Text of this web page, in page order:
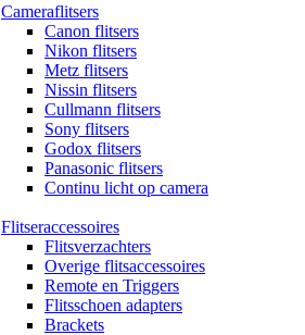
Cameraflitsers
Canon flitsers
Nikon flitsers
Metz flitsers
Nissin flitsers
Cullmann flitsers
Sony flitsers
Godox flitsers
Panasonic flitsers
Continu licht op camera
Flitseraccessoires
Flitsverzachters
Overige flitsaccessoires
Remote en Triggers
Flitsschoen adapters
Brackets